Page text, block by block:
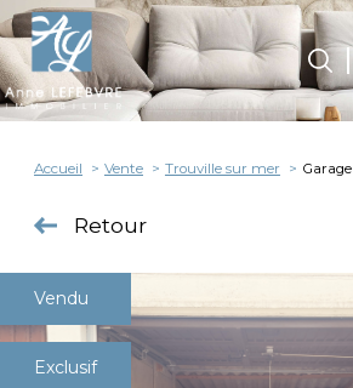
Accueil 0 Langue
fr
Accueil Vente Trouville sur mer Garage
Retour
Vendu
Exclusif